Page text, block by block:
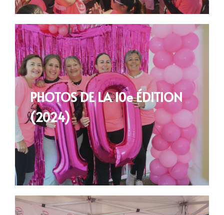
PHOTOS DE LA 10e ÉDITION
(2024)